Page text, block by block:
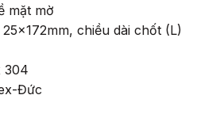
mặt mờ
chiều dài chốt (L)
304
Đức